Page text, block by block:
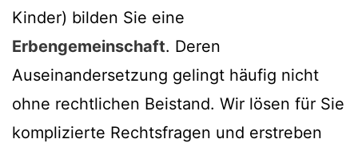
Kinder) bilden Sie eine
Erbengemeinschaft. Deren
Auseinandersetzung gelingt häufig nicht
ohne rechtlichen Beistand. Wir lösen für Sie
komplizierte Rechtsfragen und erstreben